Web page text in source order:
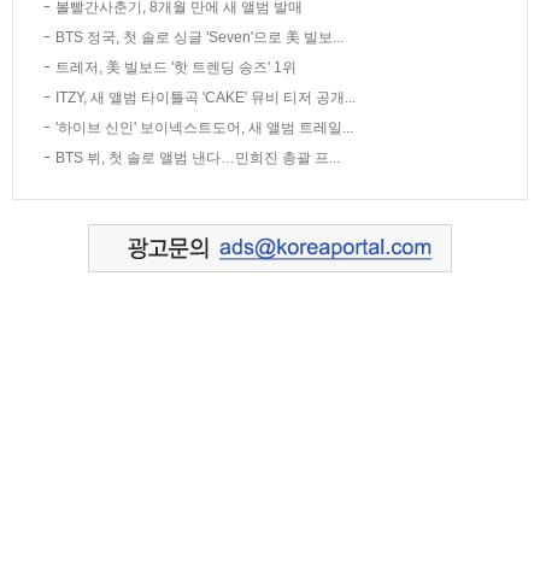
볼빨간사춘기, 8개월 만에 새 앨범 발매
BTS 정국, 첫 솔로 싱글 'Seven'으로 美 빌보...
트레저, 美 빌보드 '핫 트렌딩 송즈' 1위
ITZY, 새 앨범 타이틀곡 'CAKE' 뮤비 티저 공개...
'하이브 신인' 보이넥스트도어, 새 앨범 트레일...
BTS 뷔, 첫 솔로 앨범 낸다…민희진 총괄 프...